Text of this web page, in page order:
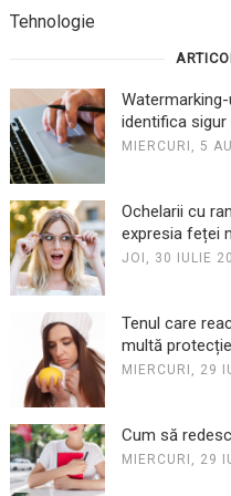
Tehnologie
identifica
MIERCURI, 5
Ochelarii cu
expresia feței
JOI, 30 IULIE
Tenul care
multă
MIERCURI, 29
Cum să
MIERCURI, 29